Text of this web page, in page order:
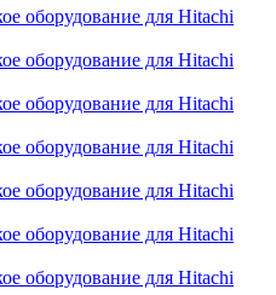
оборудование для Hitachi
оборудование для Hitachi
оборудование для Hitachi
оборудование для Hitachi
оборудование для Hitachi
оборудование для Hitachi
оборудование для Hitachi